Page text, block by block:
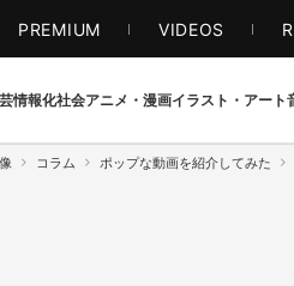
PREMIUM VIDEOS
情報化社会アニメ・漫画イラスト・アート
コラム ポップな動画を紹介してみた